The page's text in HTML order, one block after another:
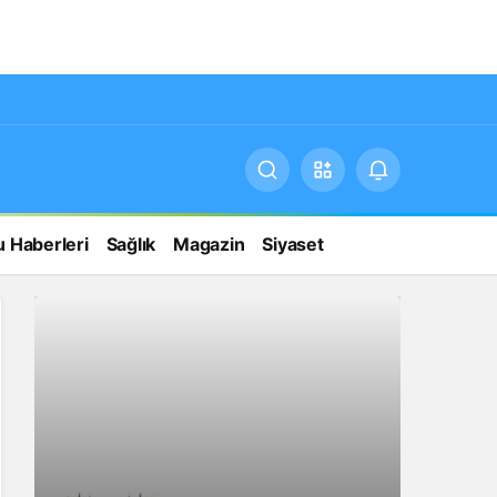
Haberleri Sağlık Magazin Siyaset